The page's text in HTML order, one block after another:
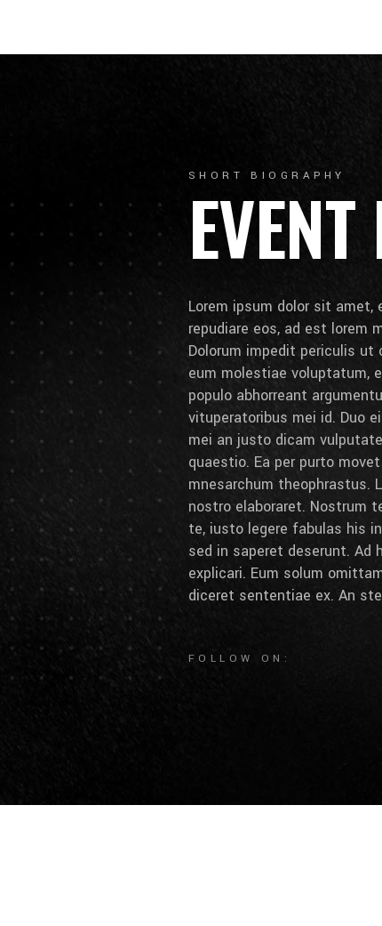
SHORT BIOGRAPHY
Lorem ipsum dolor sit
repudiare eos, ad est lorem
Dolorum impedit periculis
eum molestiae voluptatum,
populo abhorreant
vituperatoribus mei id. Duo
mei an justo dicam
quaestio. Ea per purto
mnesarchum theophrastus.
nostro elaboraret. Nostrum
te, iusto legere fabulas his
sed in saperet deserunt. Ad
explicari. Eum solum
diceret sententiae ex. An
FOLLOW ON: